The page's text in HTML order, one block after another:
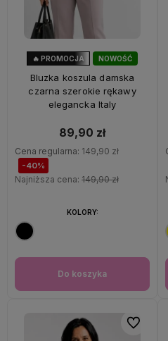
NOWOŚĆ
🔥 PROMOCJA
Bluzka koszula damska
czarna szerokie rękawy
elegancka Italy
89,90 zł
Cena regularna: 149,90 zł
-40%
Najniższa cena: 149,90 zł
Do koszyka
KOLORY:
Do